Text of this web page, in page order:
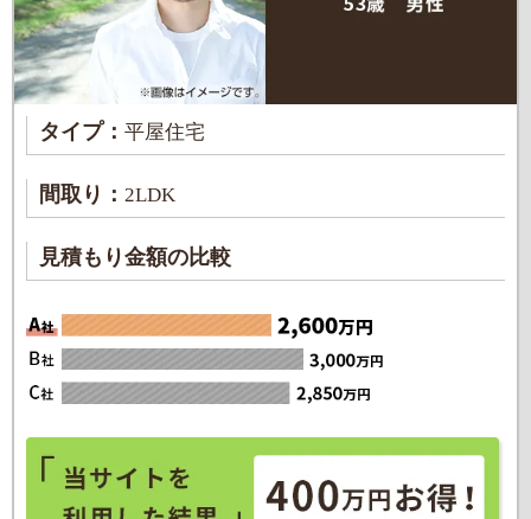
タイプ： 平屋住宅
間取り： 2LDK
見積もり金額の比較